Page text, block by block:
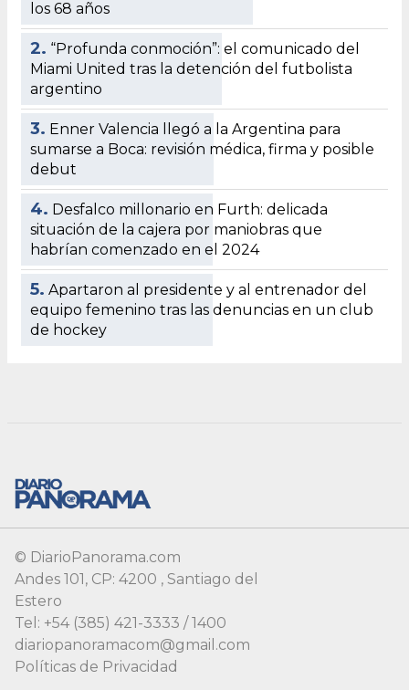
© DiarioPanorama.com
Andes 101, CP: 4200 , Santiago del
Estero
Tel: +54 (385) 421-3333 / 1400
diariopanoramacom@gmail.com
Políticas de Privacidad